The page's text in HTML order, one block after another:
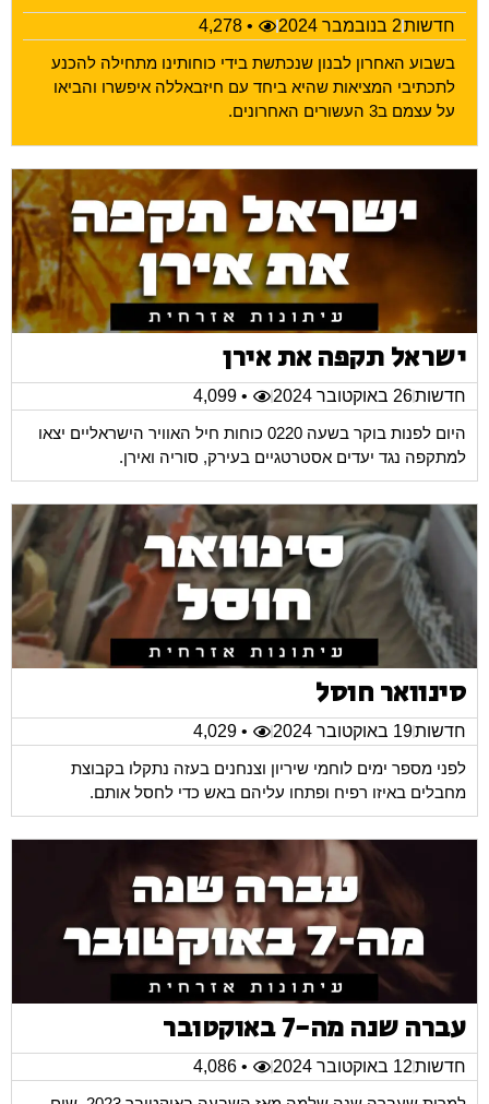
חדשות2 בנובמבר 2024
• 4,278
בשבוע האחרון לבנון שנכתשת בידי כוחותינו מתחילה להכנע
לתכתיבי המציאות שהיא ביחד עם חיזבאללה איפשרו והביאו
על עצמם ב3 העשורים האחרונים.
ישראל תקפה את אירן
חדשות26 באוקטובר 2024
• 4,099
היום לפנות בוקר בשעה 0220 כוחות חיל האוויר הישראליים יצאו
למתקפה נגד יעדים אסטרטגיים בעירק, סוריה ואירן.
סינוואר חוסל
חדשות19 באוקטובר 2024
• 4,029
לפני מספר ימים לוחמי שיריון וצנחנים בעזה נתקלו בקבוצת
מחבלים באיזו רפיח ופתחו עליהם באש כדי לחסל אותם.
עברה שנה מה-7 באוקטובר
חדשות12 באוקטובר 2024
• 4,086